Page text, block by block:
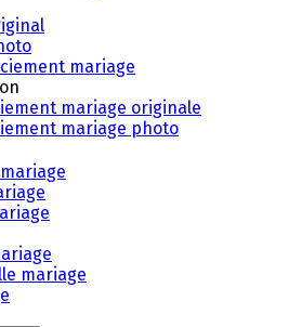
mariage
mariage originale
mariage photo
mariage